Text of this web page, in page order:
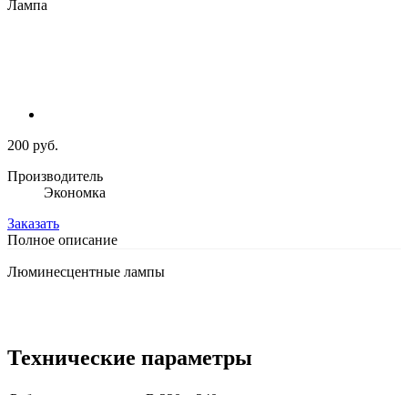
200 руб.
Производитель
Экономка
Заказать
Полное описание
Люминесцентные лампы
Технические параметры